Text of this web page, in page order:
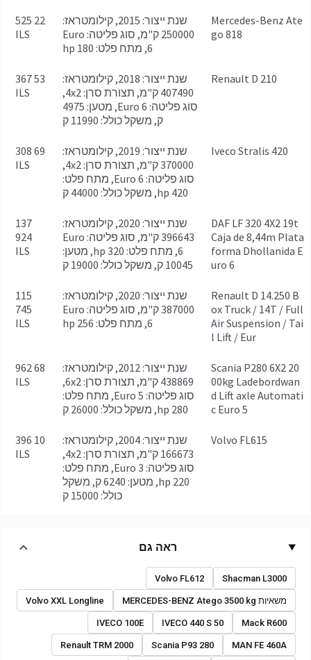
Mercedes-Benz Ate
go 818
שנת ייצור: 2015, קילומטראז:
250000 ק"מ, סוג פליטה: Euro
6, מתח פלט: 180 hp
22 525
ILS
Renault D 210
שנת ייצור: 2018, קילומטראז:
407490 ק"מ, תצורת סרן: 4x2,
סוג פליטה: Euro 6, מטען: 4975
ק, משקל כולל: 11990 ק
53 367
ILS
Iveco Stralis 420
שנת ייצור: 2019, קילומטראז:
370000 ק"מ, תצורת סרן: 4x2,
סוג פליטה: Euro 6, מתח פלט:
420 hp, משקל כולל: 44000 ק
69 308
ILS
DAF LF 320 4X2 19t
Caja de 8,44m Plata
forma Dhollanida E
uro 6
שנת ייצור: 2020, קילומטראז:
396643 ק"מ, סוג פליטה: Euro
6, מתח פלט: 320 hp, מטען:
10045 ק, משקל כולל: 19000 ק
137
924
ILS
Renault D 14.250 B
ox Truck / 14T / Full
Air Suspension / Tai
l Lift / Eur
שנת ייצור: 2020, קילומטראז:
387000 ק"מ, סוג פליטה: Euro
6, מתח פלט: 256 hp
115
745
ILS
Scania P280 6X2 20
00kg Ladebordwan
d Lift axle Automati
c Euro 5
שנת ייצור: 2012, קילומטראז:
438869 ק"מ, תצורת סרן: 6x2,
סוג פליטה: Euro 5, מתח פלט:
280 hp, משקל כולל: 26000 ק
68 962
ILS
Volvo FL615
שנת ייצור: 2004, קילומטראז:
166673 ק"מ, תצורת סרן: 4x2,
סוג פליטה: Euro 3, מתח פלט:
220 hp, מטען: 6240 ק, משקל
כולל: 15000 ק
10 396
ILS
ראה גם
Shacman L3000
Volvo FL612
משאיות MERCEDES-BENZ Atego 3500 kg Volvo XXL Longline
Mack R600
IVECO 440 S 50
IVECO 100E
MAN FE 460A
Scania P93 280
Renault TRM 2000